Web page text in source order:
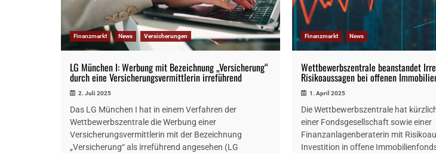
Finanzmarkt News Versicherungen
LG München I: Werbung mit Bezeichnung „Versicherung“
durch eine Versicherungsvermittlerin irreführend
2. Juli 2025
Das LG München I hat in einem Verfahren der
Wettbewerbszentrale die Werbung einer
Versicherungsvermittlerin mit der Bezeichnung
„Versicherung“ als irreführend angesehen (LG
Finanzmarkt News
Wettbewerbszentrale beanstandet
Risikoaussagen bei offenen
1. April 2025
Die Wettbewerbszentrale hat
einer Fondsgesellschaft sowie einer
Finanzanlagenberaterin mit
Investition in offene